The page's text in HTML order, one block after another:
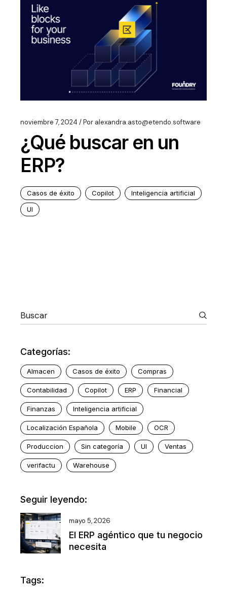
noviembre 7, 2024 Por alexandra.asto@etendo.software
¿Qué buscar en un
ERP?
Casos de éxito Copilot
Inteligencia artificial
UI
Categorías:
Almacen Casos de éxito Compras
Contabilidad Copilot ERP Financial
Finanzas Inteligencia artificial
Localización Española Mobile OCR
Produccion Sin categoría UI Ventas
verifactu Warehouse
Seguir leyendo:
mayo 5, 2026
El ERP agéntico que tu negocio
necesita
Tags: